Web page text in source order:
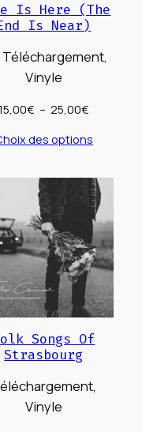
Is Here (The
Is Near)
Téléchargement,
Vinyle
€ – 25,00€Plage
prix :
à
25,00€
des options
Songs Of
Strasbourg
Vinyle